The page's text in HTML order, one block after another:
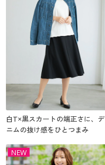
白T×黒スカートの端正さに、デ
ニムの抜け感をひとつまみ
NEW